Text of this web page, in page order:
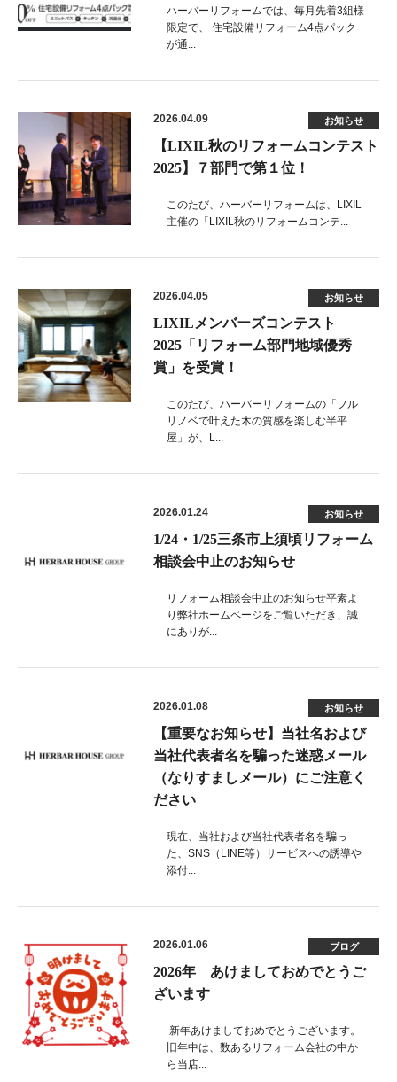
ハーバーリフォームでは、毎月先着3組様
限定で、 住宅設備リフォーム4点パック
が通...
2026.04.09 お知らせ
【LIXIL秋のリフォームコンテスト
2025】７部門で第１位！
このたび、ハーバーリフォームは、LIXIL
主催の「LIXIL秋のリフォームコンテ...
2026.04.05 お知らせ
LIXILメンバーズコンテスト
2025「リフォーム部門地域優秀
賞」を受賞！
このたび、ハーバーリフォームの「フル
リノベで叶えた木の質感を楽しむ半平
屋」が、L...
2026.01.24 お知らせ
1/24・1/25三条市上須頃リフォーム
相談会中止のお知らせ
リフォーム相談会中止のお知らせ平素よ
り弊社ホームページをご覧いただき、誠
にありが...
2026.01.08 お知らせ
【重要なお知らせ】当社名および
当社代表者名を騙った迷惑メール
（なりすましメール）にご注意く
ださい
現在、当社および当社代表者名を騙っ
た、SNS（LINE等）サービスへの誘導や
添付...
2026.01.06 ブログ
2026年 あけましておめでとうご
ざいます
新年あけましておめでとうございます。
旧年中は、数あるリフォーム会社の中か
ら当店...